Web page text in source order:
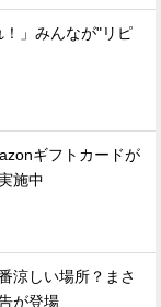
！」みんなが"リピ
ギフトカードが
施中
涼しい場所？まさ
が登場